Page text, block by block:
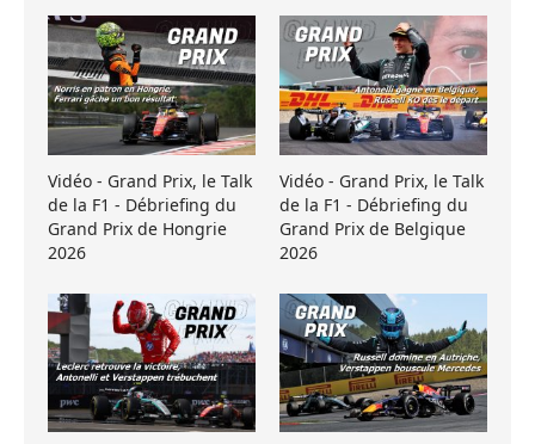
Vidéo - Grand Prix, le Talk
de la F1 - Débriefing du
Grand Prix de Hongrie
2026
Vidéo - Grand Prix, le Talk
de la F1 - Débriefing du
Grand Prix de Belgique
2026